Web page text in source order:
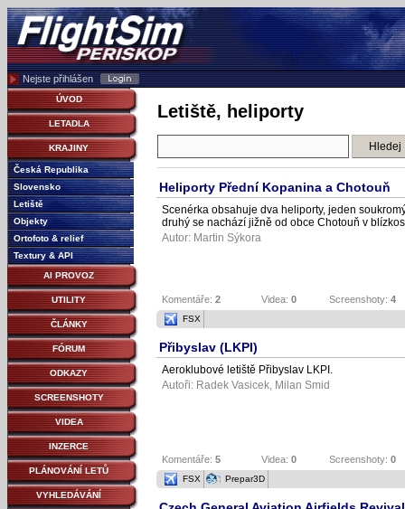
Nejste přihlášen
ÚVOD
LETADLA
KRAJINY
Česká Republika
Slovensko
Letiště
Objekty
Ortofoto & relief
Textury & API
AI PROVOZ
UTILITY
ČLÁNKY
FÓRUM
ODKAZY
SCREENSHOTY
VIDEA
INZERCE
PLÁNOVÁNÍ LETŮ
VYHLEDÁVÁNÍ
Letiště, heliporty
Heliporty Přední Kopanina a Chotouň
Scenérka obsahuje dva heliporty, jeden
druhý se nachází jižně od obce Chotouň v
Autor: Martin Sýkora
Komentáře: 2 Videa: 0 Screenshoty: 4
FSX
Přibyslav (LKPI)
Aeroklubové letiště Přibyslav LKPI.
Autoři: Radek Vasicek Milan Smid
Komentáře: 5 Videa: 0 Screenshoty: 0
FSX Prepar3D